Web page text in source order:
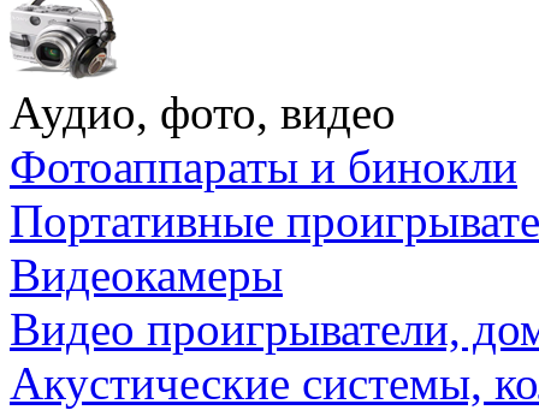
Аудио, фото, видео
Фотоаппараты и бинокли
Портативные
Видеокамеры
Видео проигрыватели,
Акустические системы,